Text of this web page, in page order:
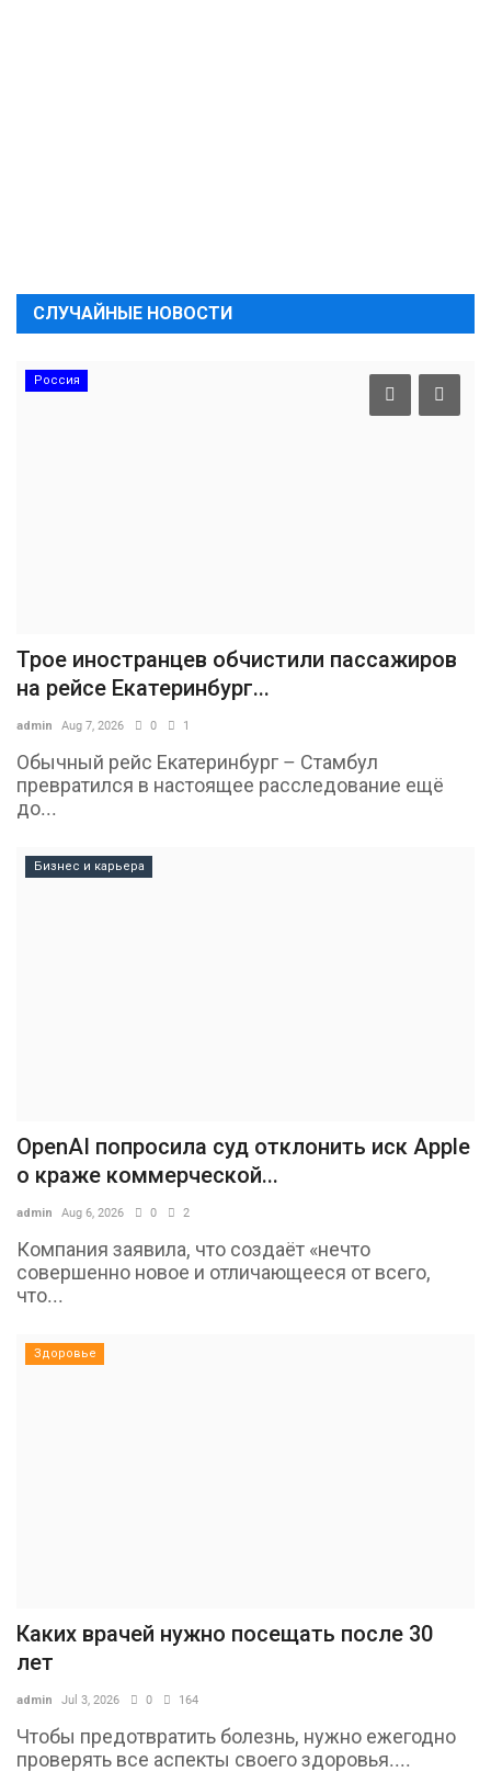
СЛУЧАЙНЫЕ НОВОСТИ
Россия
Трое иностранцев обчистили пассажиров
на рейсе Екатеринбург...
admin Aug 7, 2026 0 1
Обычный рейс Екатеринбург – Стамбул
превратился в настоящее расследование ещё
до...
Бизнес и карьера
OpenAI попросила суд отклонить иск Apple
о краже коммерческой...
admin Aug 6, 2026 0 2
Компания заявила, что создаёт «нечто
совершенно новое и отличающееся от всего,
что...
Здоровье
Каких врачей нужно посещать после 30
лет
admin Jul 3, 2026 0 164
Чтобы предотвратить болезнь, нужно ежегодно
проверять все аспекты своего здоровья....